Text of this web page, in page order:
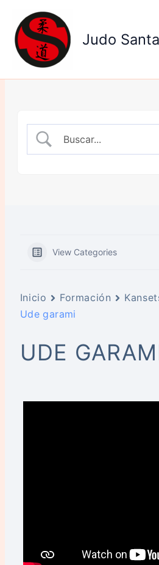
contenido
Judo
View Categories
Inicio Formación
Ude garami
UDE